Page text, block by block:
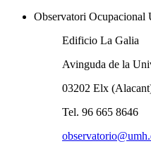
Observatori Ocupacional
Edificio La Galia
Avinguda de la
03202 Elx
Tel. 96 665 8646